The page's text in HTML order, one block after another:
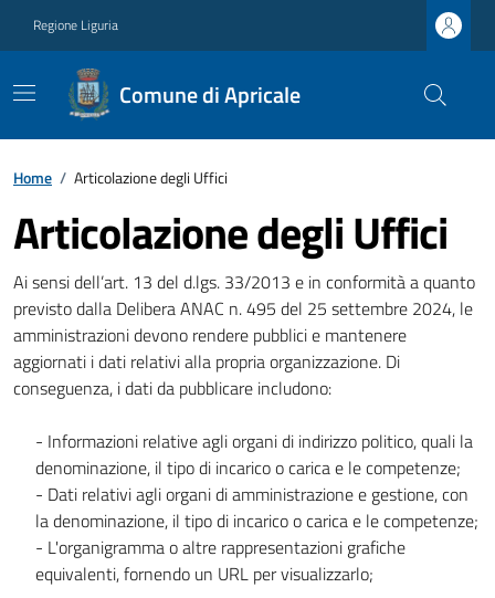
Regione Liguria
Comune di Apricale
Home / Articolazione degli Uffici
Articolazione degli Uffici
Ai sensi dell’art. 13 del d.lgs. 33/2013 e in conformità a quanto
previsto dalla Delibera ANAC n. 495 del 25 settembre 2024, le
amministrazioni devono rendere pubblici e mantenere
aggiornati i dati relativi alla propria organizzazione. Di
conseguenza, i dati da pubblicare includono:
- Informazioni relative agli organi di indirizzo politico, quali la
denominazione, il tipo di incarico o carica e le competenze;
- Dati relativi agli organi di amministrazione e gestione, con
la denominazione, il tipo di incarico o carica e le competenze;
- L'organigramma o altre rappresentazioni grafiche
equivalenti, fornendo un URL per visualizzarlo;